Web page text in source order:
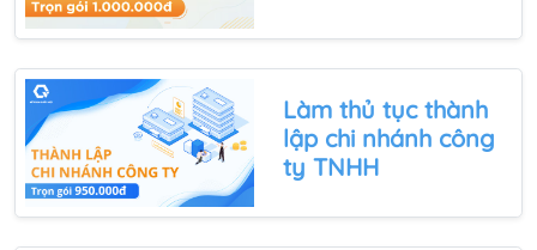
Làm thủ tục thành
lập chi nhánh công
ty TNHH